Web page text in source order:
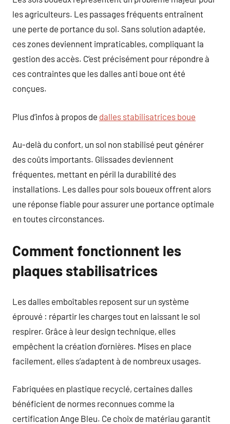
les agriculteurs. Les passages fréquents entraînent
une perte de portance du sol. Sans solution adaptée,
ces zones deviennent impraticables, compliquant la
gestion des accès. C’est précisément pour répondre à
ces contraintes que les dalles anti boue ont été
conçues.
Plus d’infos à propos de dalles stabilisatrices boue
Au-delà du confort, un sol non stabilisé peut générer
des coûts importants. Glissades deviennent
fréquentes, mettant en péril la durabilité des
installations. Les dalles pour sols boueux offrent alors
une réponse fiable pour assurer une portance optimale
en toutes circonstances.
Comment fonctionnent les
plaques stabilisatrices
Les dalles emboîtables reposent sur un système
éprouvé : répartir les charges tout en laissant le sol
respirer. Grâce à leur design technique, elles
empêchent la création d’ornières. Mises en place
facilement, elles s’adaptent à de nombreux usages.
Fabriquées en plastique recyclé, certaines dalles
bénéficient de normes reconnues comme la
certification Ange Bleu. Ce choix de matériau garantit